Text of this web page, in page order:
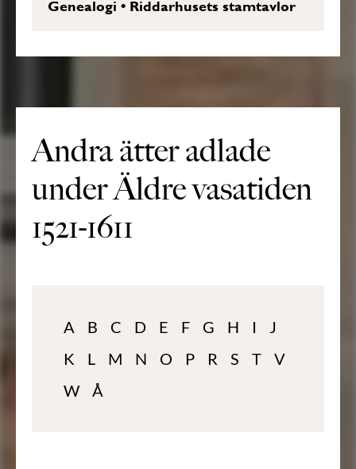
Genealogi • Riddarhusets stamtavlor
Andra ätter adlade
under Äldre vasatiden
1521-1611
A B C D E F G H I
J
K
L M N O P R S T
V
W
Å